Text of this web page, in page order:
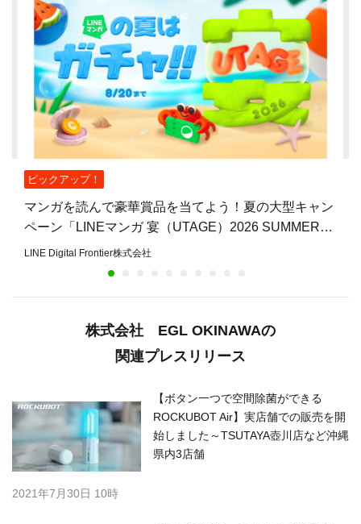
ピックアップ！
マンガを読んで豪華賞品を当てよう！夏の大型キャン
ペーン「LINEマンガ 宴（UTAGE）2026 SUMMER」
開催
LINE Digital Frontier株式会社
株式会社 EGL OKINAWAの
関連プレスリリース
【ボタン一つで空間除菌ができる
ROCKUBOT Air】実店舗での販売を開
始しました～TSUTAYA壺川店など沖縄
県内3店舗
2021年7月30日 10時